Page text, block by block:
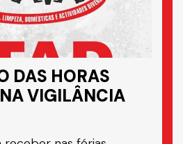
DAS HORAS
VIGILÂNCIA